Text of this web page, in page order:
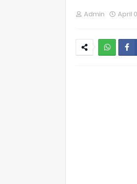
Admin April